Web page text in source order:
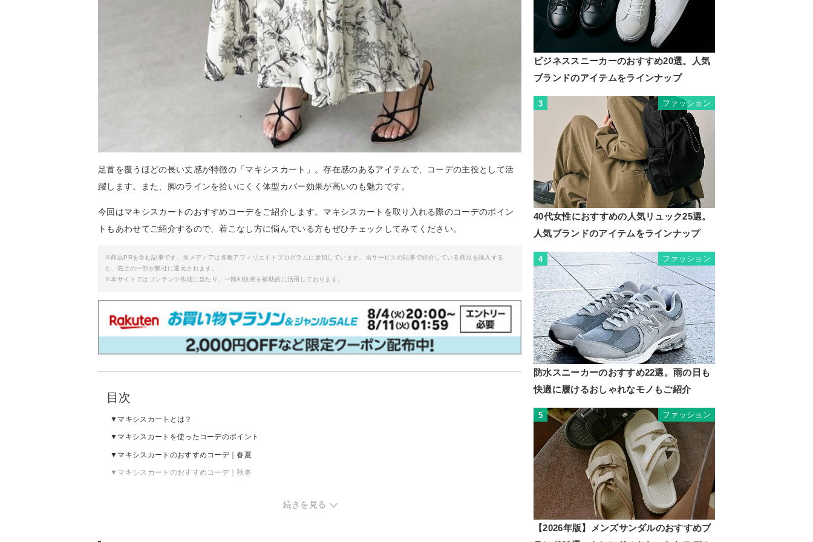
足首を覆うほどの長い丈感が特徴の「マキシスカート」。存在感のあるアイテムで、コーデの主役として活
躍します。また、脚のラインを拾いにくく体型カバー効果が高いのも魅力です。
今回はマキシスカートのおすすめコーデをご紹介します。マキシスカートを取り入れる際のコーデのポイン
トもあわせてご紹介するので、着こなし方に悩んでいる方もぜひチェックしてみてください。
※商品PRを含む記事です。当メディアは各種アフィリエイトプログラムに参加しています。当サービスの記事で紹介している商品を購入する
と、売上の一部が弊社に還元されます。
※本サイトではコンテンツ作成に当たり、一部AI技術を補助的に活用しております。
目次
マキシスカートとは？
マキシスカートを使ったコーデのポイント
マキシスカートのおすすめコーデ｜春夏
マキシスカートのおすすめコーデ｜秋冬
マキシスカートのおすすめコーデ｜チェック柄・花柄続きを見る
ビジネススニーカーのおすすめ20選。人気
ブランドのアイテムをラインナップ
3 ファッション
40代女性におすすめの人気リュック25選。
人気ブランドのアイテムをラインナップ
4 ファッション
防水スニーカーのおすすめ22選。雨の日も
快適に履けるおしゃれなモノもご紹介
5 ファッション
【2026年版】メンズサンダルのおすすめブ